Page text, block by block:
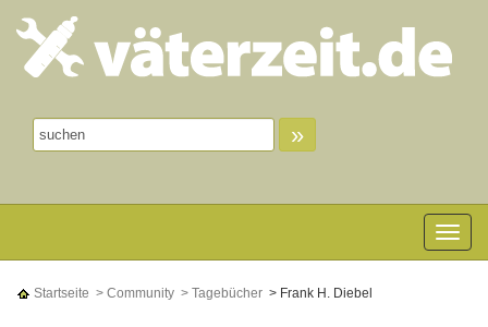
»
Toggle
Startseite > Community > Tagebücher > Frank H. Diebel